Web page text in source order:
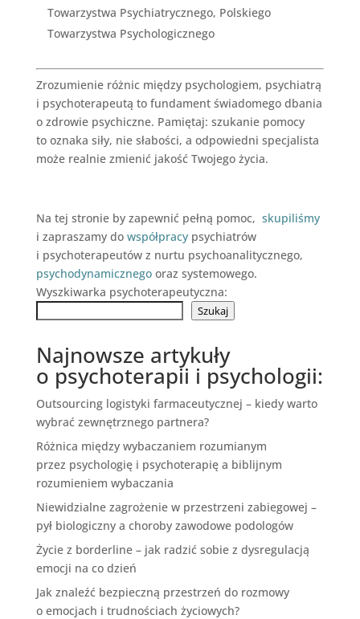
Towarzystwa Psychiatrycznego, Polskiego
Towarzystwa Psychologicznego
Zrozumienie różnic między psychologiem, psychiatrą
i psychoterapeutą to fundament świadomego dbania
o zdrowie psychiczne. Pamiętaj: szukanie pomocy
to oznaka siły, nie słabości, a odpowiedni specjalista
może realnie zmienić jakość Twojego życia.
Na tej stronie by zapewnić pełną pomoc, skupiliśmy
i zapraszamy do współpracy psychiatrów
i psychoterapeutów z nurtu psychoanalitycznego,
psychodynamicznegooraz systemowego.
Wyszkiwarka psychoterapeutyczna:
Szukaj
Najnowsze artykuły
o psychoterapii i psychologii:
Outsourcing logistyki farmaceutycznej – kiedy warto
wybrać zewnętrznego partnera?
Różnica między wybaczaniem rozumianym
przez psychologię i psychoterapię a biblijnym
rozumieniem wybaczania
Niewidzialne zagrożenie w przestrzeni zabiegowej –
pył biologiczny a choroby zawodowe podologów
Życie z borderline – jak radzić sobie z dysregulacją
emocji na co dzień
Jak znaleźć bezpieczną przestrzeń do rozmowy
o emocjach i trudnościach życiowych?